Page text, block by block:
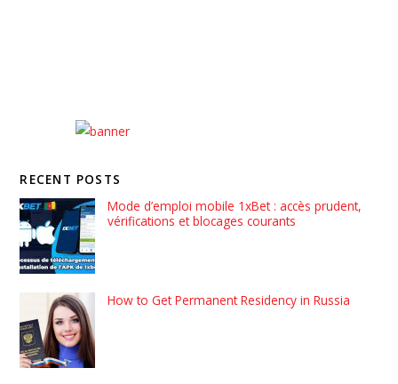
RECENT POSTS
Mode d’emploi mobile 1xBet : accès prudent,
vérifications et blocages courants
How to Get Permanent Residency in Russia